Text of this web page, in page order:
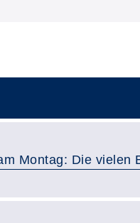
Montag: Die vielen